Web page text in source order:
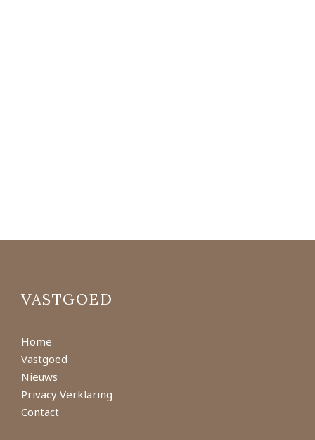
VASTGOED
Home
Vastgoed
Nieuws
Privacy Verklaring
Contact